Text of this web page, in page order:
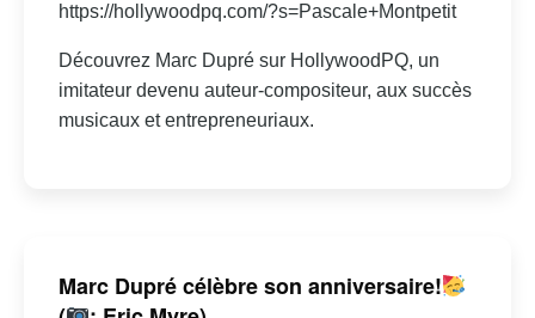
https://hollywoodpq.com/?s=Pascale+Montpetit
Découvrez Marc Dupré sur HollywoodPQ, un
imitateur devenu auteur-compositeur, aux succès
musicaux et entrepreneuriaux.
Marc Dupré célèbre son anniversaire!